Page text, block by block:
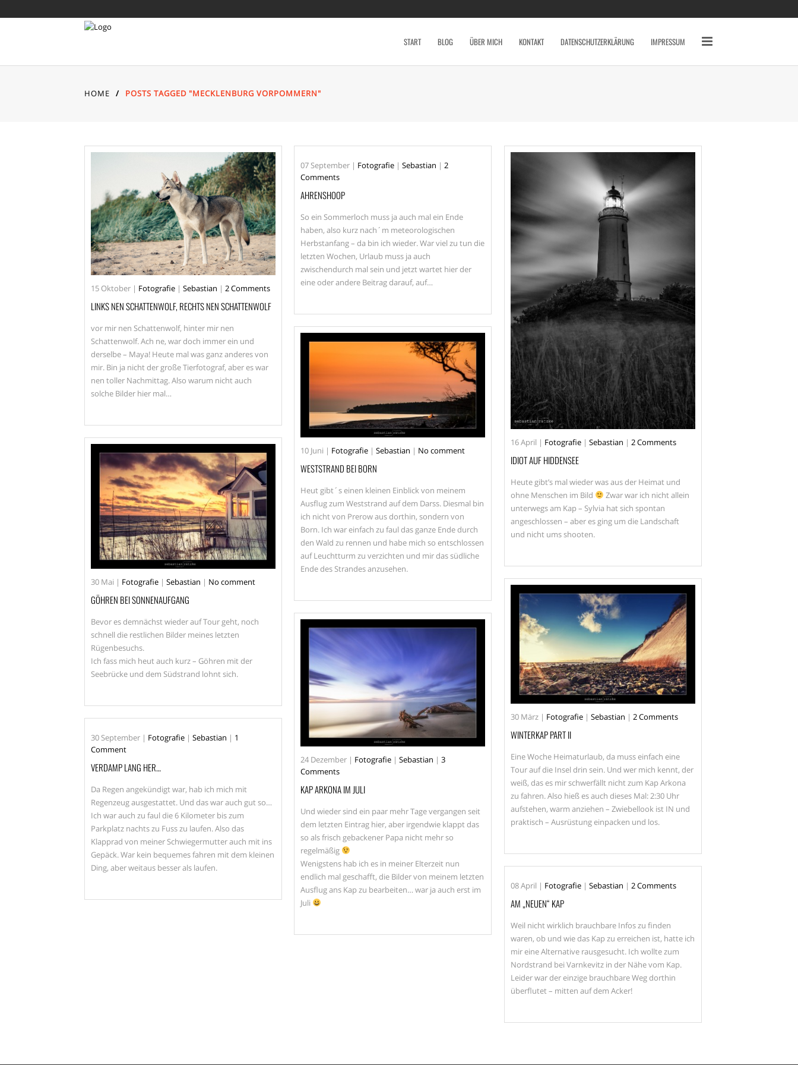
SCHLAGWÖRTER
MECKLENBURG VORPOMMERN
MODEL
OLDENBURG
RÄTZKE
SANDKRUG
SEBASTIAN RÄTZKE
SHOOTING
STRALSUND
STREET
START BLOG ÜBER MICH KONTAKT DATENSCHUTZERKLÄRUNG IMPRESSUM
HOME / POSTS TAGGED "MECKLENBURG VORPOMMERN"
15 Oktober | Fotografie | Sebastian | 2 Comments
LINKS NEN SCHATTENWOLF, RECHTS NEN SCHATTENWOLF
vor mir nen Schattenwolf, hinter mir nen
Schattenwolf. Ach ne, war doch immer ein und
derselbe – Maya! Heute mal was ganz anderes von
mir. Bin ja nicht der große Tierfotograf, aber es war
nen toller Nachmittag. Also warum nicht auch
solche Bilder hier mal…
07September | Fotografie | Sebastian | 2
Comments
AHRENSHOOP
So ein Sommerloch muss ja auch mal ein Ende
haben, also kurz ­nach´m meteorologischen
Herbstanfang – da bin ich wieder. War viel zu tun die
letzten Wochen, Urlaub muss ja auch
zwischendurch mal sein und jetzt wartet hier der
eine oder andere Beitrag darauf, auf…
16April | Fotografie | Sebastian | 2 Comments
IDIOT AUF HIDDENSEE
Heute gibt’s mal wieder was aus der Heimat und
ohne Menschen im Bild
Zwar war ich nicht allein
unterwegs am Kap – Sylvia hat sich spontan
angeschlossen – aber es ging um die Landschaft
und nicht ums shooten.
10 Juni | Fotografie | Sebastian | No comment
WESTSTRAND BEI BORN
Heut gibt´s einen kleinen Einblick von meinem
Ausflug zum Weststrand auf dem Darss. Diesmal bin
ich nicht von Prerow aus dorthin, sondern von
Born. Ich war einfach zu faul das ganze Ende durch
den Wald zu rennen und habe mich so entschlossen
auf Leuchtturm zu verzichten und mir das südliche
Ende des Strandes anzusehen.
30 Mai | Fotografie | Sebastian | No comment
GÖHREN BEI SONNENAUFGANG
Bevor es demnächst wieder auf Tour geht, noch
schnell die restlichen Bilder meines letzten
Rügenbesuchs.
Ich fass mich heut auch kurz – Göhren mit der
Seebrücke und dem Südstrand lohnt sich.
30 März | Fotografie | Sebastian | 2 Comments
WINTERKAP PART II
Eine Woche Heimaturlaub, da muss einfach eine
Tour auf die Insel drin sein. Und wer mich kennt, der
weiß, das es mir schwerfällt nicht zum Kap Arkona
zu fahren. Also hieß es auch dieses Mal: 2:30 Uhr
aufstehen, warm anziehen – Zwiebellook ist IN und
praktisch – Ausrüstung einpacken und los.
24 Dezember | Fotografie | Sebastian | 3
Comments
KAP ARKONA IM JULI
Und wieder sind ein paar mehr Tage vergangen seit
dem letzten Eintrag hier, aber irgendwie klappt das
so als frisch gebackener Papa nicht mehr so
regelmäßig
Wenigstens hab ich es in meiner Elterzeit nun
endlich mal geschafft, die Bilder von meinem letzten
Ausflug ans Kap zu bearbeiten… war ja auch erst im
Juli
30September | Fotografie | Sebastian | 1
Comment
VERDAMP LANG HER…
Da Regen angekündigt war, hab ich mich mit
Regenzeug ausgestattet. Und das war auch gut so…
Ich war auch zu faul die 6 Kilometer bis zum
Parkplatz nachts zu Fuss zu laufen. Also das
Klapprad von meiner Schwiegermutter auch mit ins
Gepäck. War kein bequemes fahren mit dem kleinen
Ding, aber weitaus besser als laufen.
08April | Fotografie | Sebastian | 2 Comments
AM „NEUEN“ KAP
Weil nicht wirklich brauchbare Infos zu finden
waren, ob und wie das Kap zu erreichen ist, hatte ich
mir eine Alternative rausgesucht. Ich wollte zum
Nordstrand bei Varnkevitz in der Nähe vom Kap.
Leider war der einzige brauchbare Weg dorthin
überflutet – mitten auf dem Acker!